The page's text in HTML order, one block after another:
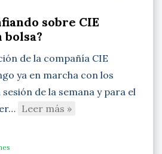
sobre CIE
de la compañía CIE
ya en marcha con los
de la semana y para el
Leer más »